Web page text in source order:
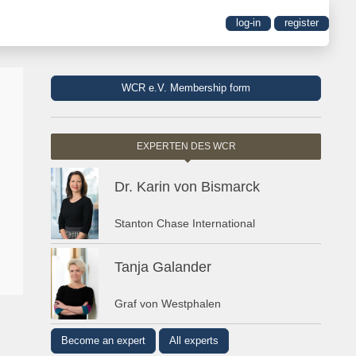
log-in register
WCR e.V. Membership form
EXPERTEN DES WCR
Dr. Karin von Bismarck
Stanton Chase International
Tanja Galander
Graf von Westphalen
Become an expert All experts